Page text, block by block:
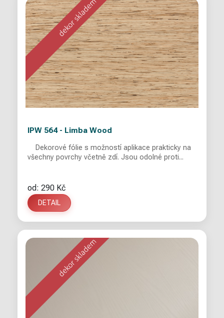
IPW 564 - Limba Wood
všechny povrchy včetně zdí. Jsou odolné proti...
od: 290 Kč
DETAIL